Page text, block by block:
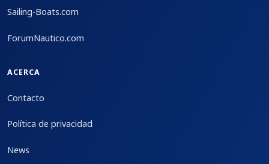
Sailing-Boats.com
ForumNautico.com
ACERCA
Contacto
Política de privacidad
News